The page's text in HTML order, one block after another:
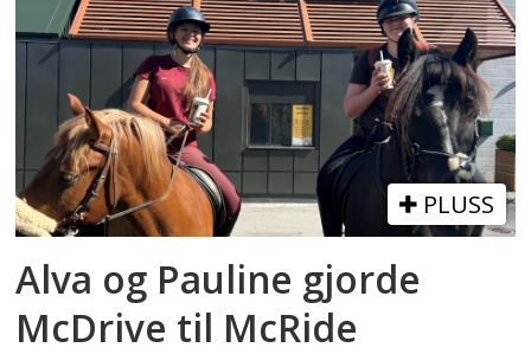
PLUSS
Alva og Pauline gjorde
McDrive til McRide